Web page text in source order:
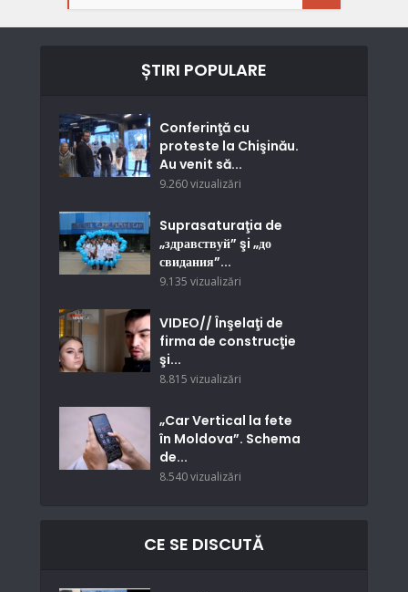
ȘTIRI POPULARE
Conferinţă cu
proteste la Chişinău.
Au venit să...
9.260 vizualizări
Suprasaturaţia de
„здравствуй” şi „до
свидания”...
9.135 vizualizări
VIDEO// Înşelaţi de
firma de construcţie
şi...
8.815 vizualizări
„Car Vertical la fete
în Moldova”. Schema
de...
8.540 vizualizări
CE SE DISCUTĂ